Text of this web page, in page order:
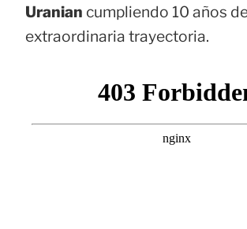
Uranian cumpliendo 10 años
extraordinaria trayectoria.